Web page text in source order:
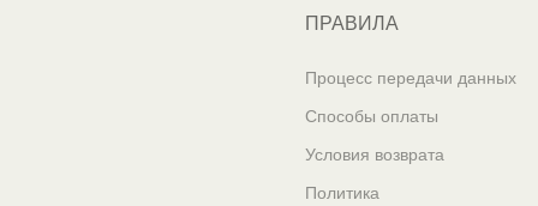
ПРАВИЛА
Процесс передачи данных
Способы оплаты
Условия возврата
Политика